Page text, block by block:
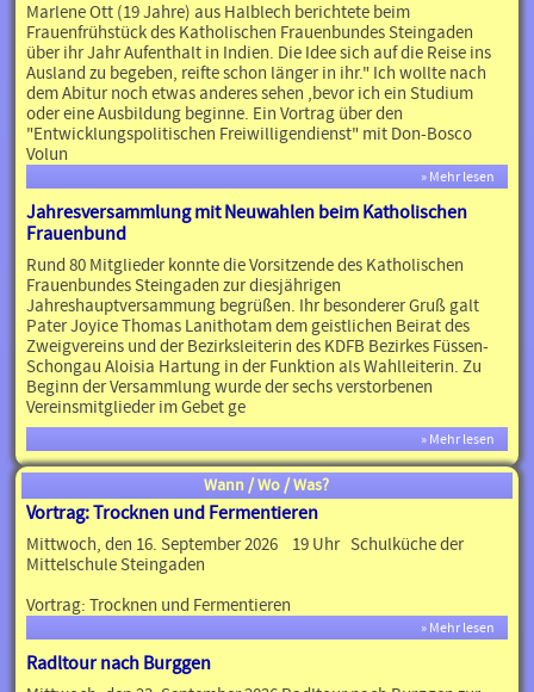
Marlene Ott (19 Jahre) aus Halblech berichtete beim
Frauenfrühstück des Katholischen Frauenbundes Steingaden
über ihr Jahr Aufenthalt in Indien. Die Idee sich auf die Reise ins
Ausland zu begeben, reifte schon länger in ihr." Ich wollte nach
dem Abitur noch etwas anderes sehen ,bevor ich ein Studium
oder eine Ausbildung beginne. Ein Vortrag über den
"Entwicklungspolitischen Freiwilligendienst" mit Don-Bosco
Volun
» Mehr lesen
Jahresversammlung mit Neuwahlen beim Katholischen
Frauenbund
Rund 80 Mitglieder konnte die Vorsitzende des Katholischen
Frauenbundes Steingaden zur diesjährigen
Jahreshauptversammung begrüßen. Ihr besonderer Gruß galt
Pater Joyice Thomas Lanithotam dem geistlichen Beirat des
Zweigvereins und der Bezirksleiterin des KDFB Bezirkes Füssen-
Schongau Aloisia Hartung in der Funktion als Wahlleiterin. Zu
Beginn der Versammlung wurde der sechs verstorbenen
Vereinsmitglieder im Gebet ge
» Mehr lesen
Wann / Wo / Was?
Vortrag: Trocknen und Fermentieren
Mittwoch, den 16. September 2026 19 Uhr Schulküche der
Mittelschule Steingaden
Vortrag: Trocknen und Fermentieren
» Mehr lesen
Radltour nach Burggen